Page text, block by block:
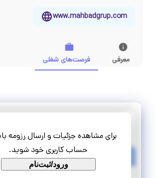
www.mahbadgrup.com
معرفی فرصت‌های شغلی
برای مشاهده جزئیات و ارسال رزومه
حساب کاربری خود شوید.
ورود/ثبت‌نام
کارآموزی کارشناس حسابداری
تمام وقت
کارآموزی منجر ‌به استخدام